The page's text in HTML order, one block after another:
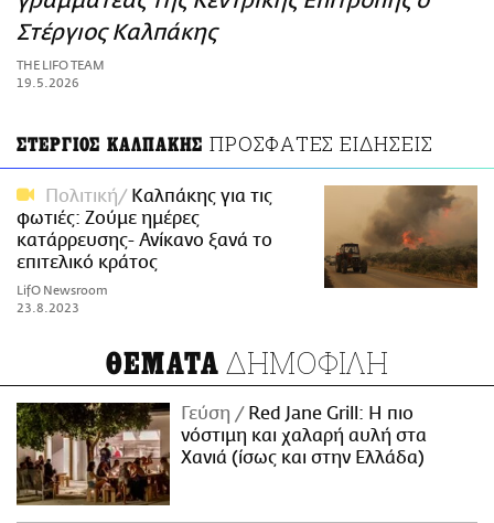
ΑΜΠΑ
PRINT
Στέργιος Καλπάκης
THE LIFO TEAM
19.5.2026
ΣΤΕΡΓΙΟΣ ΚΑΛΠΑΚΗΣ ΠΡΟΣΦΑΤΕΣ ΕΙΔΗΣΕΙΣ
Πολιτική
Καλπάκης για τις
φωτιές: Ζούμε ημέρες
κατάρρευσης- Ανίκανο ξανά το
επιτελικό κράτος
LifO Newsroom
23.8.2023
ΘΕΜΑΤΑ ΔΗΜΟΦΙΛΗ
Γεύση
Red Jane Grill: Η πιο
νόστιμη και χαλαρή αυλή στα
Χανιά (ίσως και στην Ελλάδα)